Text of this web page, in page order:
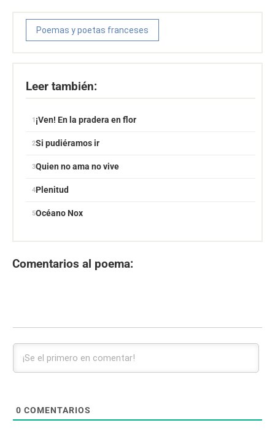
Poemas y poetas franceses
Leer también:
¡Ven! En la pradera en flor
Si pudiéramos ir
Quien no ama no vive
Plenitud
Océano Nox
Comentarios al poema:
0 COMENTARIOS